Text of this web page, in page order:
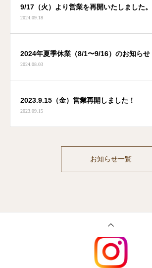
9/17（火）より営業を再開いたしました。
2024.09.18
2024年夏季休業（8/1〜9/16）のお知らせ
2024.08.03
2023.9.15（金）営業再開しました！
2023.09.15
お知らせ一覧